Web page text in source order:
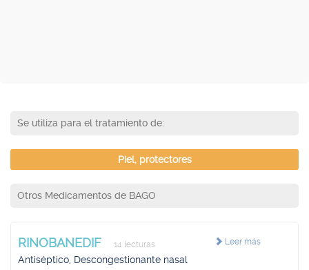
Se utiliza para el tratamiento de:
Piel, protectores
Otros Medicamentos de BAGO
Leer más
RINOBANEDIF 14 lecturas
Antiséptico, Descongestionante nasal